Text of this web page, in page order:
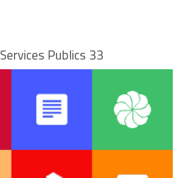
Services Publics 33